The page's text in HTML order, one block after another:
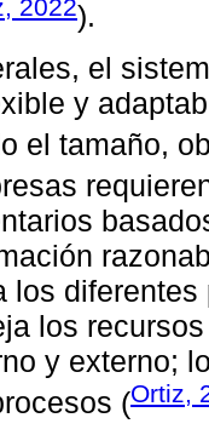
2022).
el
y
el tamaño,
los
los
y externo;
(Ortiz,